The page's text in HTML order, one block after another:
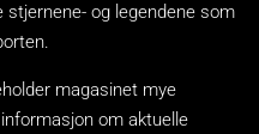
stjernene- og legendene som
magasinet mye
om aktuelle